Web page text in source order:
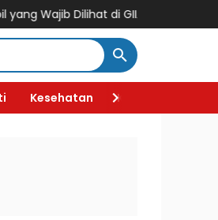
Dilihat di GIIAS 2026, Ada Mobil
Kesehatan Kecantikan